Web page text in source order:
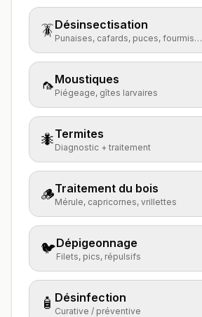
🪳Désinsectisation
Punaises, cafards, puces, fourmis…
🦟Moustiques
Piégeage, gîtes larvaires
🐜Termites
Diagnostic + traitement
🪵Traitement du bois
Mérule, capricornes, vrillettes
🐦Dépigeonnage
Filets, pics, répulsifs
🧴 Désinfection
Curative / préventive